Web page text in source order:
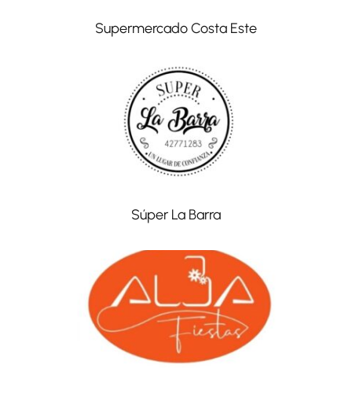
Supermercado Costa Este
Súper La Barra